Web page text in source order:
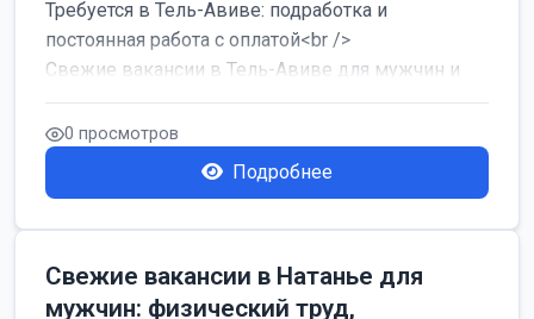
Требуется в Тель-Авиве: подработка и
постоянная работа с оплатой<br />
Свежие вакансии в Тель-Авиве для мужчин и
женщин от хозя...
0 просмотров
Подробнее
Свежие вакансии в Натанье для
мужчин: физический труд,